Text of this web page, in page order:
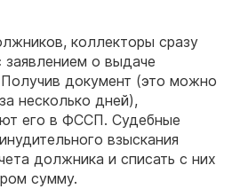
коллекторы сразу
о выдаче
документ (это можно
несколько дней),
его в ФССП. Судебные
взыскания
должника и списать с них
сумму.